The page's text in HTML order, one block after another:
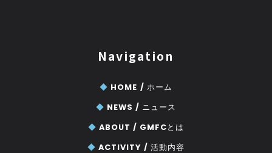
Navigation
◆ HOME / ホーム
◆ NEWS / ニュース
◆ ABOUT / GMFCとは
◆ ACTIVITY / 活動内容